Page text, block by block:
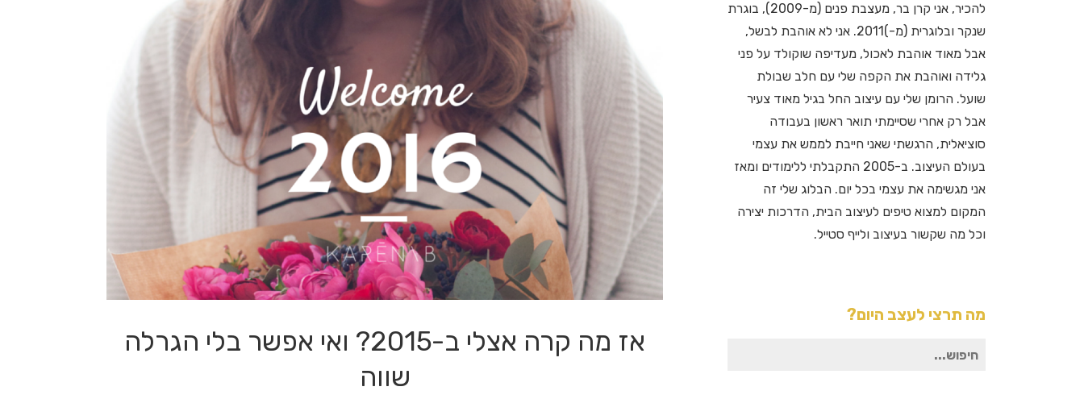
אז מה קרה אצלי ב-2015? ואי אפשר בלי הגרלה
שווה
להכיר, אני קרן בר, מעצבת פנים (מ-2009), בוגרת
שנקר ובלוגרית (מ-)2011. אני לא אוהבת לבשל,
אבל מאוד אוהבת לאכול, מעדיפה שוקולד על פני
גלידה ואוהבת את הקפה שלי עם חלב שבולת
שועל. הרומן שלי עם עיצוב החל בגיל מאוד צעיר
אבל רק אחרי שסיימתי תואר ראשון בעבודה
סוציאלית, הרגשתי שאני חייבת לממש את עצמי
בעולם העיצוב. ב-2005 התקבלתי ללימודים ומאז
אני מגשימה את עצמי בכל יום. הבלוג שלי זה
המקום למצוא טיפים לעיצוב הבית, הדרכות יצירה
וכל מה שקשור בעיצוב ולייף סטייל.
מה תרצי לעצב היום?
חיפוש